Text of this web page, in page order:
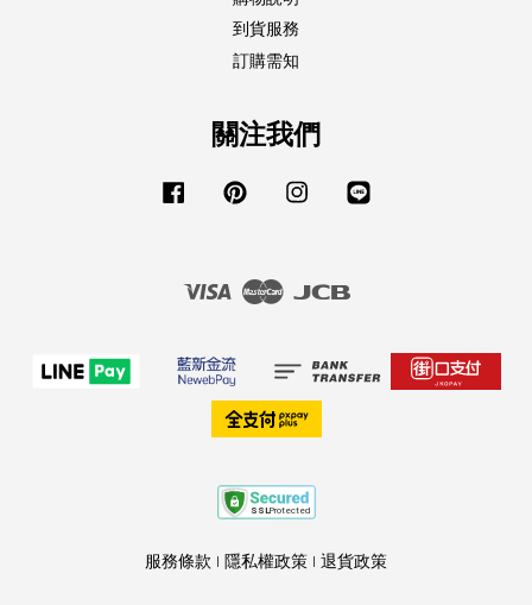
到貨服務
訂購需知
關注我們
Facebook Pinterest Instagram
Visa Master
服務條款 | 隱私權政策 | 退貨政策